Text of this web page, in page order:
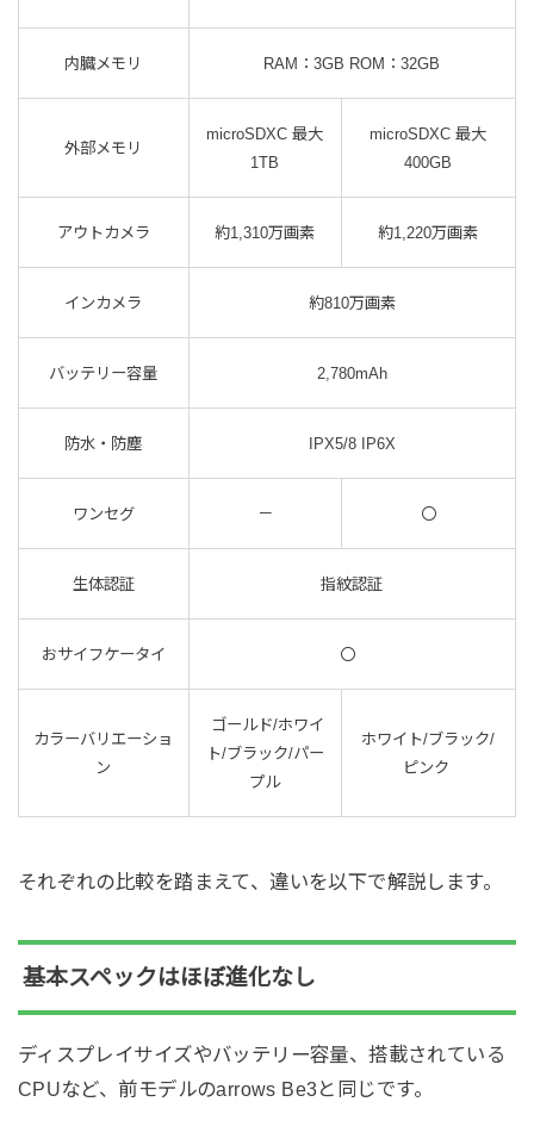
内臓メモリ RAM：3GB ROM：32GB
外部メモリ
microSDXC 最大
1TB
microSDXC 最大
400GB
アウトカメラ 約1,310万画素 約1,220万画素
インカメラ 約810万画素
バッテリー容量 2,780mAh
防水・防塵 IPX5/8 IP6X
ワンセグ － 〇
生体認証 指紋認証
おサイフケータイ 〇
カラーバリエーショ
ン
ゴールド/ホワイ
ト/ブラック/パー
プル
ホワイト/ブラック/
ピンク
それぞれの比較を踏まえて、違いを以下で解説します。
基本スペックはほぼ進化なし
ディスプレイサイズやバッテリー容量、搭載されている
CPUなど、前モデルのarrows Be3と同じです。